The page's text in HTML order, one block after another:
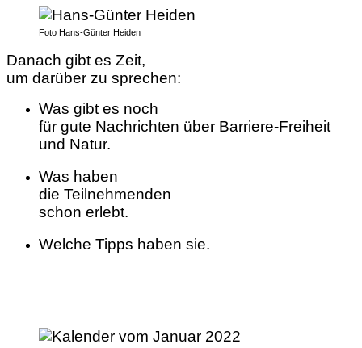
Foto Hans-Günter Heiden
Danach gibt es Zeit,
um darüber zu sprechen:
Was gibt es noch
für gute Nachrichten über Barriere-Freiheit
und Natur.
Was haben
die Teilnehmenden
schon erlebt.
Welche Tipps haben sie.